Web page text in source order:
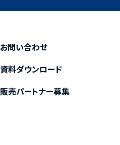
お問い合わせ
資料ダウンロード
販売パートナー募集